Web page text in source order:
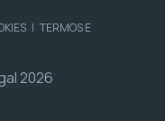
| TERMOS E
2026